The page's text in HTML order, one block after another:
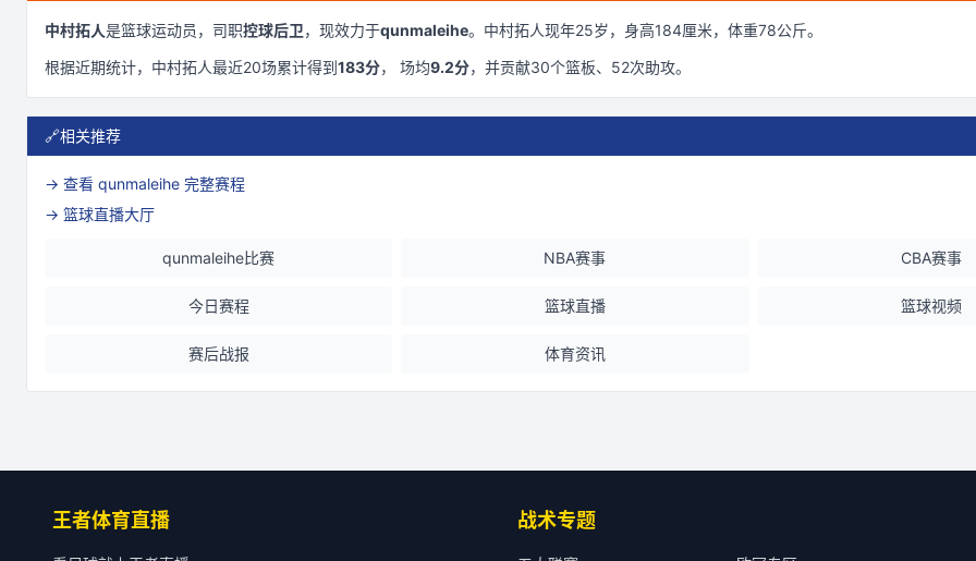
中村拓人是篮球运动员，司职控球后卫，现效力于qunmaleihe。 中村拓人现年25岁，身高184厘米，体重78公斤。
根据近期统计， 中村拓人最近20场累计得到183分， 场均9.2分，并贡献30个篮板、 52次助攻。
🔗相关推荐
→ 查看 qunmaleihe 完整赛程
→ 篮球直播大厅
qunmaleihe比赛 NBA赛事 CBA赛事
今日赛程 篮球直播 篮球视频
赛后战报 体育资讯
王者体育直播 战术专题